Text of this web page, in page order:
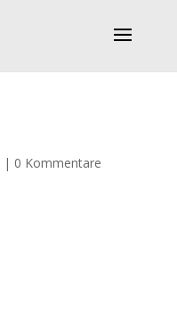
| 0 Kommentare